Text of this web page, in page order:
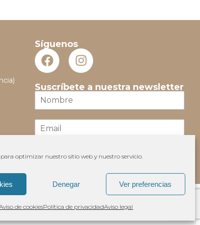
optimizar nuestro sitio web y nuestro servicio.
Denegar Ver preferencias
de cookiesPolítica de privacidadAviso legal
Síguenos
Suscríbete a nuestra newsletter
r
*
m
Suscribir